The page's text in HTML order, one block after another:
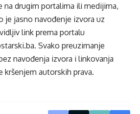
na drugim portalima ili medijima,
je jasno navođenje izvora uz
link prema portalu
. Svako preuzimanje
navođenja izvora i linkovanja
kršenjem autorskih prava.